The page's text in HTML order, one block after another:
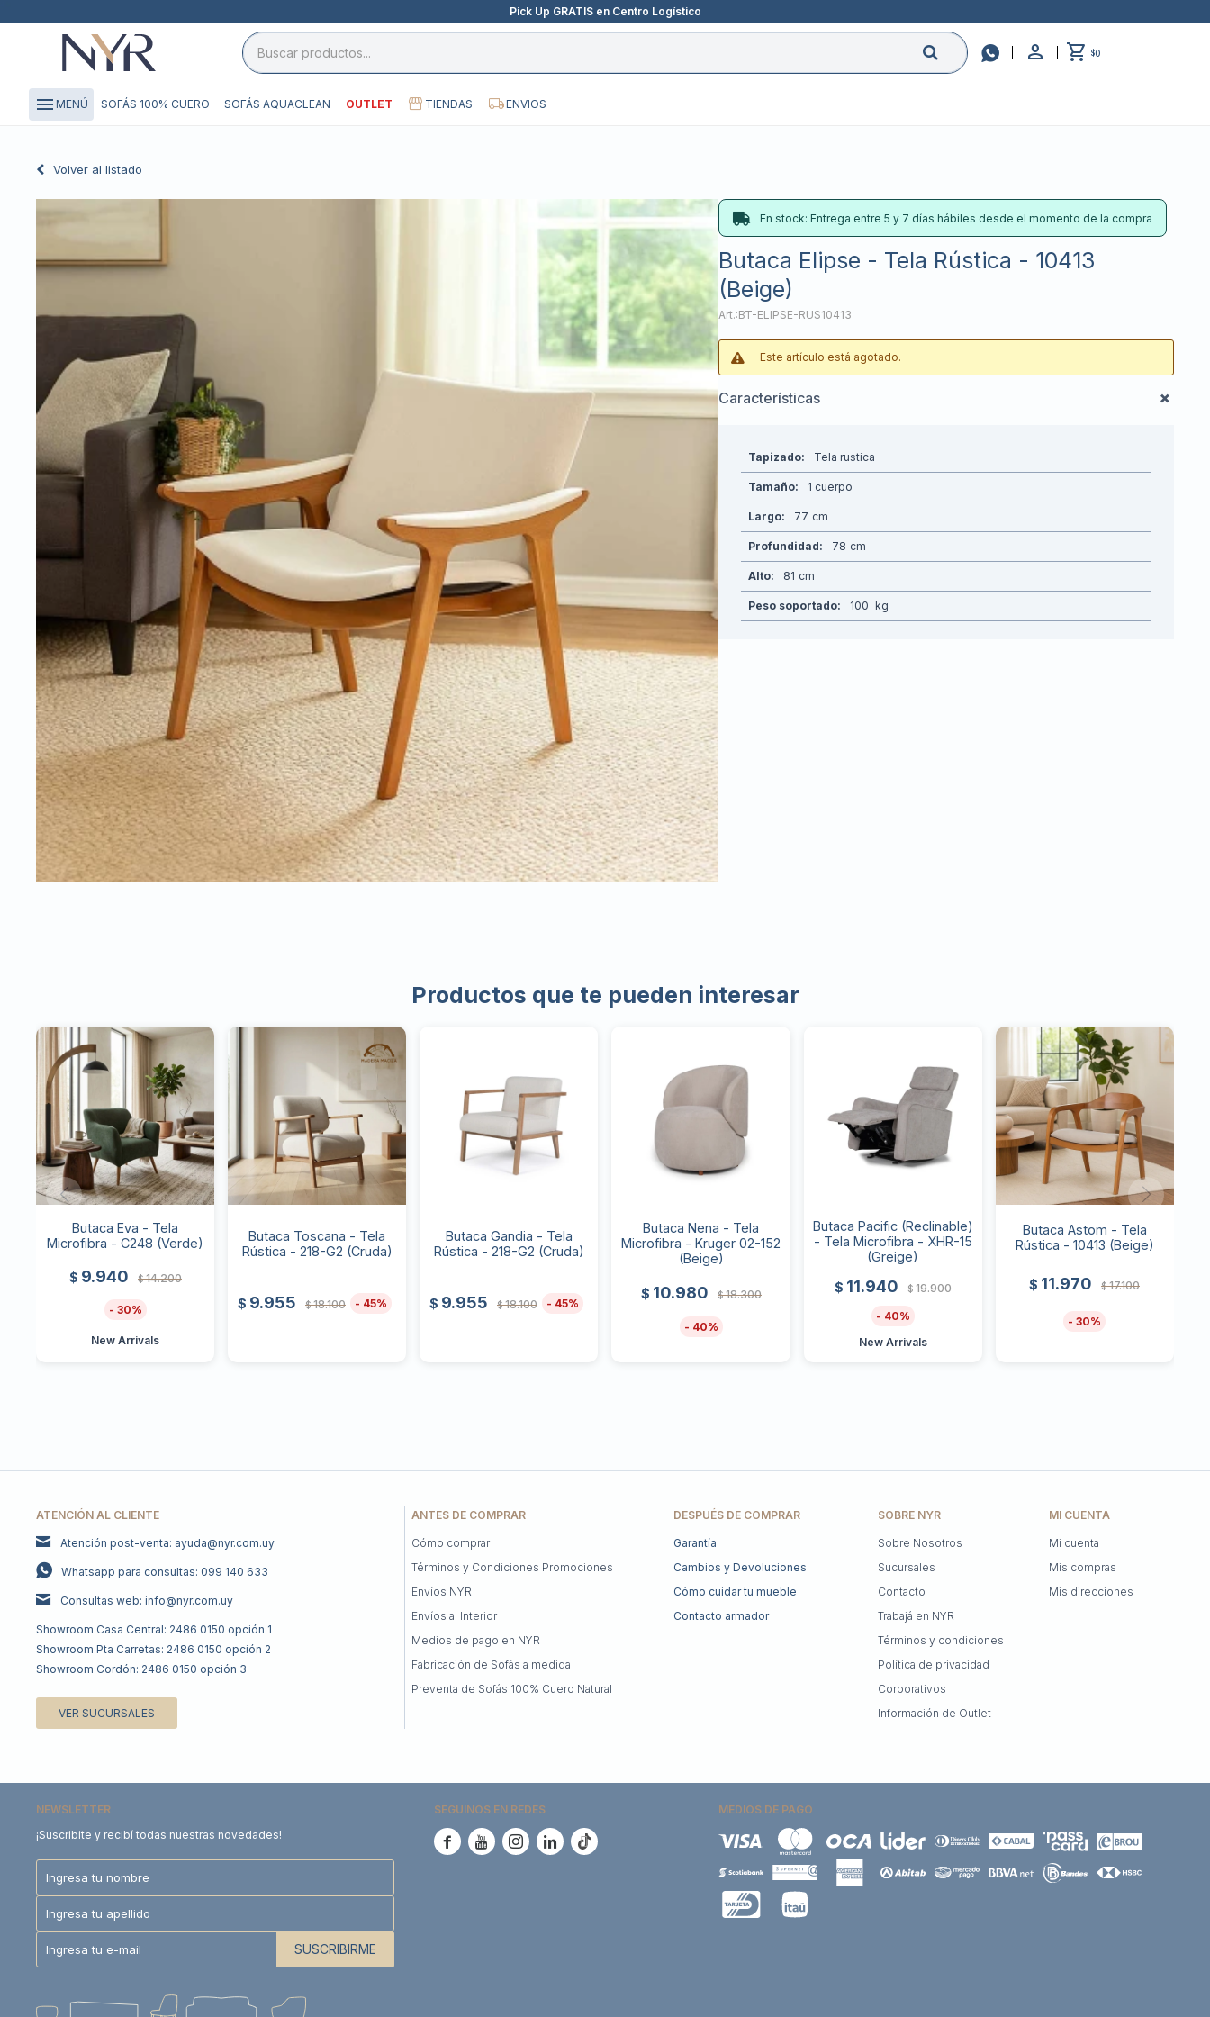
Pick Up GRATIS en Centro Logístico
 $0
menu MENÚ SOFÁS 100% CUERO SOFÁS AQUACLEAN OUTLET TIENDAS ENVIOS
Volver al listado
En stock: Entrega entre 5 y 7 días hábiles desde el momento de la compra
Butaca Elipse - Tela Rústica - 10413
(Beige)
BT-ELIPSE-RUS10413
Este artículo está agotado.
Características
Tapizado Tela rustica
Tamaño 1 cuerpo
Largo 77
Profundidad 78
Alto 81
Peso soportado 100
Productos que te pueden interesar
Butaca Eva - Tela
Microfibra - C248 (Verde)
$ 9.940 $ 14.200
30
New Arrivals
Butaca Toscana - Tela
Rústica - 218-G2 (Cruda)
$ 9.955 $ 18.100 45
Butaca Gandia - Tela
Rústica - 218-G2 (Cruda)
$ 9.955 $ 18.100 45
Butaca Nena - Tela
Microfibra - Kruger 02-152
(Beige)
$ 10.980 $ 18.300
40
Butaca Pacific (Reclinable)
- Tela Microfibra - XHR-15
(Greige)
$ 11.940 $ 19.900
40
New Arrivals
Butaca Astom - Tela
Rústica - 10413 (Beige)
$ 11.970 $ 17.100
30
ATENCIÓN AL CLIENTE
Atención post-venta: ayuda@nyr.com.uy
Whatsapp para consultas: 099 140 633
Consultas web: info@nyr.com.uy
Showroom Casa Central: 2486 0150 opción 1
Showroom Pta Carretas: 2486 0150 opción 2
Showroom Cordón: 2486 0150 opción 3
VER SUCURSALES
DESPUÉS DE COMPRAR
Garantía
Cambios y Devoluciones
Cómo cuidar tu mueble
Contacto armador
SOBRE NYR
Sobre Nosotros
Sucursales
Contacto
Trabajá en NYR
Términos y condiciones
Política de privacidad
Corporativos
Información de Outlet
ANTES DE COMPRAR
Cómo comprar
Términos y Condiciones Promociones
Envíos NYR
Envíos al Interior
Medios de pago en NYR
Fabricación de Sofás a medida
Preventa de Sofás 100% Cuero Natural
MI CUENTA
Mi cuenta
Mis compras
Mis direcciones
NEWSLETTER
¡Suscribite y recibí todas nuestras novedades!
SUSCRIBIRME
SEGUINOS EN REDES
    
MEDIOS DE PAGO
close